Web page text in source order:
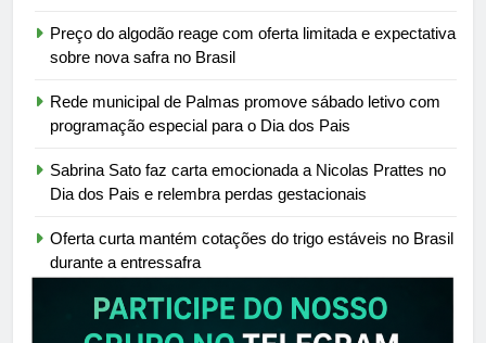
Preço do algodão reage com oferta limitada e expectativa
sobre nova safra no Brasil
Rede municipal de Palmas promove sábado letivo com
programação especial para o Dia dos Pais
Sabrina Sato faz carta emocionada a Nicolas Prattes no
Dia dos Pais e relembra perdas gestacionais
Oferta curta mantém cotações do trigo estáveis no Brasil
durante a entressafra